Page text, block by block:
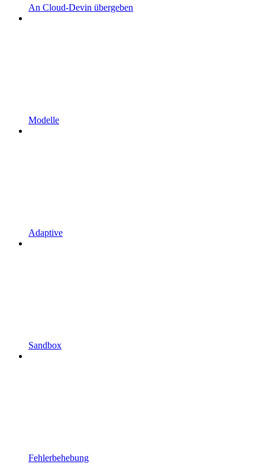
An Cloud-Devin übergeben
Modelle
Adaptive
Sandbox
Fehlerbehebung